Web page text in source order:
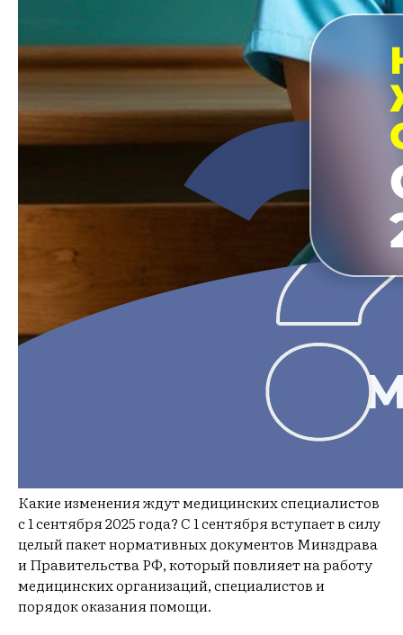
Какие изменения ждут медицинских специалистов
с 1 сентября 2025 года? С 1 сентября вступает в силу
целый пакет нормативных документов Минздрава
и Правительства РФ, который повлияет на работу
медицинских организаций, специалистов и
порядок оказания помощи.